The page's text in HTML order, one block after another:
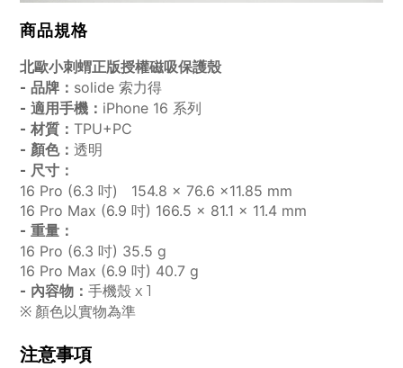
商品規格
北歐小刺蝟正版授權磁吸保護殼
- 品牌： solide 索力得
- 適用手機： iPhone 16 系列
- 材質： TPU+PC
- 顏色： 透明
- 尺寸：
16 Pro (6.3 吋) 154.8 x 76.6 x11.85 mm
16 Pro Max (6.9 吋) 166.5 x 81.1 x 11.4 mm
- 重量：
16 Pro (6.3 吋) 35.5 g
16 Pro Max (6.9 吋) 40.7 g
- 內容物： 手機殼 x 1
※ 顏色以實物為準
注意事項